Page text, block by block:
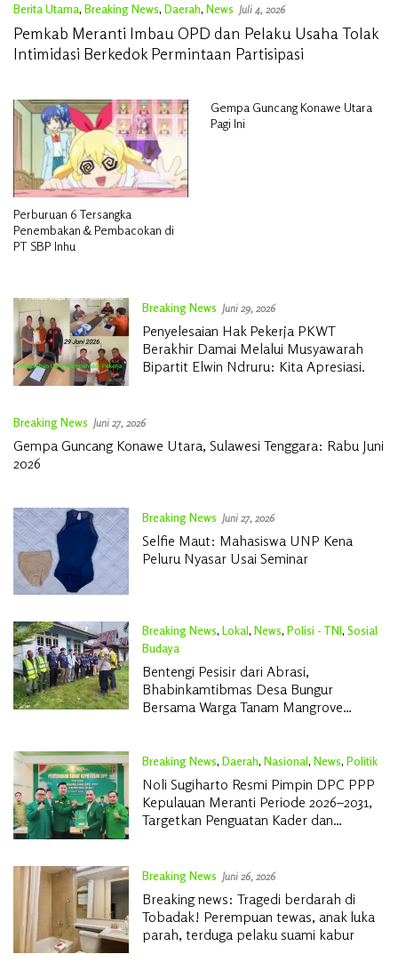
Berita Utama, Breaking News, Daerah, News Juli 4, 2026
Pemkab Meranti Imbau OPD dan Pelaku Usaha Tolak
Intimidasi Berkedok Permintaan Partisipasi
Perburuan 6 Tersangka
Penembakan & Pembacokan di
PT SBP Inhu
Gempa Guncang Konawe Utara
Pagi Ini
Breaking News Juni 29, 2026
Penyelesaian Hak Pekerja PKWT
Berakhir Damai Melalui Musyawarah
Bipartit Elwin Ndruru: Kita Apresiasi.
Breaking News Juni 27, 2026
Gempa Guncang Konawe Utara, Sulawesi Tenggara: Rabu Juni
2026
Breaking News Juni 27, 2026
Selfie Maut: Mahasiswa UNP Kena
Peluru Nyasar Usai Seminar
Breaking News, Lokal, News, Polisi - TNI, Sosial
Budaya
Juni 27, 2026
Bentengi Pesisir dari Abrasi,
Bhabinkamtibmas Desa Bungur
Bersama Warga Tanam Mangrove
Breaking News, Daerah, Nasional, News, Politik
Juni 27, 2026
Noli Sugiharto Resmi Pimpin DPC PPP
Kepulauan Meranti Periode 2026–2031,
Targetkan Penguatan Kader dan
Breaking News Juni 26, 2026
Breaking news: Tragedi berdarah di
Tobadak! Perempuan tewas, anak luka
parah, terduga pelaku suami kabur